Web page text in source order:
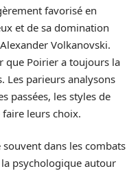
favorisé en
et de sa domination
Volkanovski.
que Poirier a toujours la
Les parieurs analysons
passées, les styles de
leurs choix.
souvent dans les combats
psychologique autour